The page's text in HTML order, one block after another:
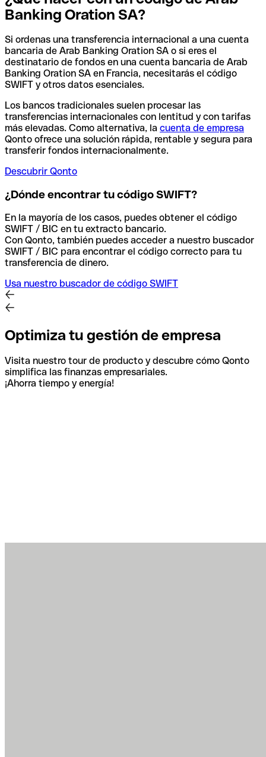
Banking Oration SA?
Si ordenas una transferencia internacional a una cuenta
bancaria de Arab Banking Oration SA o si eres el
destinatario de fondos en una cuenta bancaria de Arab
Banking Oration SA en Francia, necesitarás el código
SWIFT y otros datos esenciales.
Los bancos tradicionales suelen procesar las
transferencias internacionales con lentitud y con tarifas
más elevadas. Como alternativa, la cuenta de empresa
Qonto ofrece una solución rápida, rentable y segura para
transferir fondos internacionalmente.
Descubrir Qonto
¿Dónde encontrar tu código SWIFT?
En la mayoría de los casos, puedes obtener el código
SWIFT / BIC en tu extracto bancario.
Con Qonto, también puedes acceder a nuestro buscador
SWIFT / BIC para encontrar el código correcto para tu
transferencia de dinero.
Usa nuestro buscador de código SWIFT
Optimiza tu gestión de empresa
Visita nuestro tour de producto y descubre cómo Qonto
simplifica las finanzas empresariales.
¡Ahorra tiempo y energía!